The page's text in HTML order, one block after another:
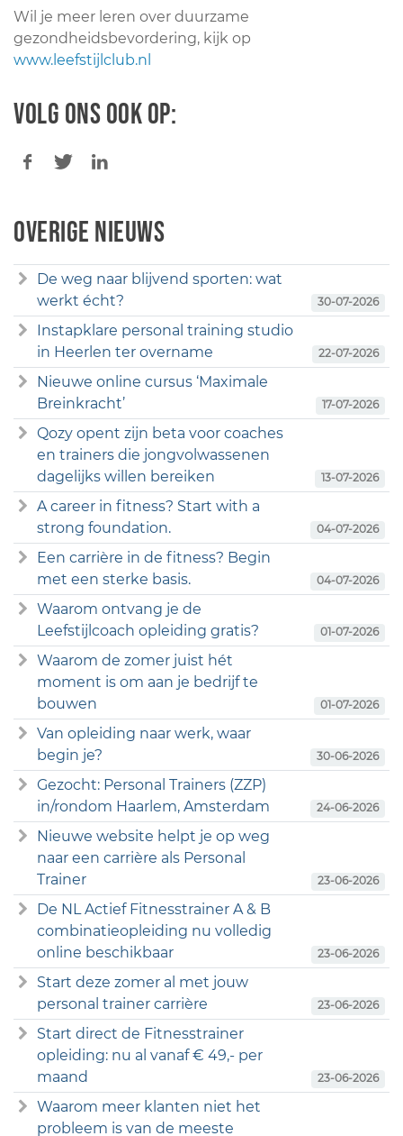
Wil je meer leren over duurzame
gezondheidsbevordering, kijk op
www.leefstijlclub.nl
Volg ons ook op:
Overige nieuws
De weg naar blijvend sporten: wat
werkt écht?
30-07-2026
Instapklare personal training studio
in Heerlen ter overname
22-07-2026
Nieuwe online cursus ‘Maximale
Breinkracht’
17-07-2026
Qozy opent zijn beta voor coaches
en trainers die jongvolwassenen
dagelijks willen bereiken
13-07-2026
A career in fitness? Start with a
strong foundation.
04-07-2026
Een carrière in de fitness? Begin
met een sterke basis.
04-07-2026
Waarom ontvang je de
Leefstijlcoach opleiding gratis?
01-07-2026
Waarom de zomer juist hét
moment is om aan je bedrijf te
bouwen
01-07-2026
Van opleiding naar werk, waar
begin je?
30-06-2026
Gezocht: Personal Trainers (ZZP)
in/rondom Haarlem, Amsterdam
24-06-2026
Nieuwe website helpt je op weg
naar een carrière als Personal
Trainer
23-06-2026
De NL Actief Fitnesstrainer A & B
combinatieopleiding nu volledig
online beschikbaar
23-06-2026
Start deze zomer al met jouw
personal trainer carrière
23-06-2026
Start direct de Fitnesstrainer
opleiding: nu al vanaf € 49,- per
maand
23-06-2026
Waarom meer klanten niet het
probleem is van de meeste